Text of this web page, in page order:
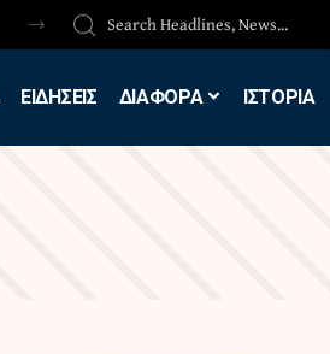
ΕΙΔΗΣΕΙΣ ΔΙΑΦΟΡΑ ΙΣΤΟΡΙΑ